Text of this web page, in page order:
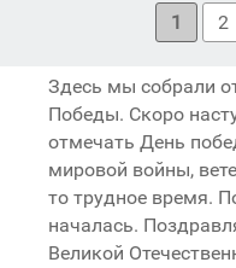
1 2
Здесь мы собрали
Победы. Скоро
отмечать День
мировой войны,
то трудное время.
началась.
Великой